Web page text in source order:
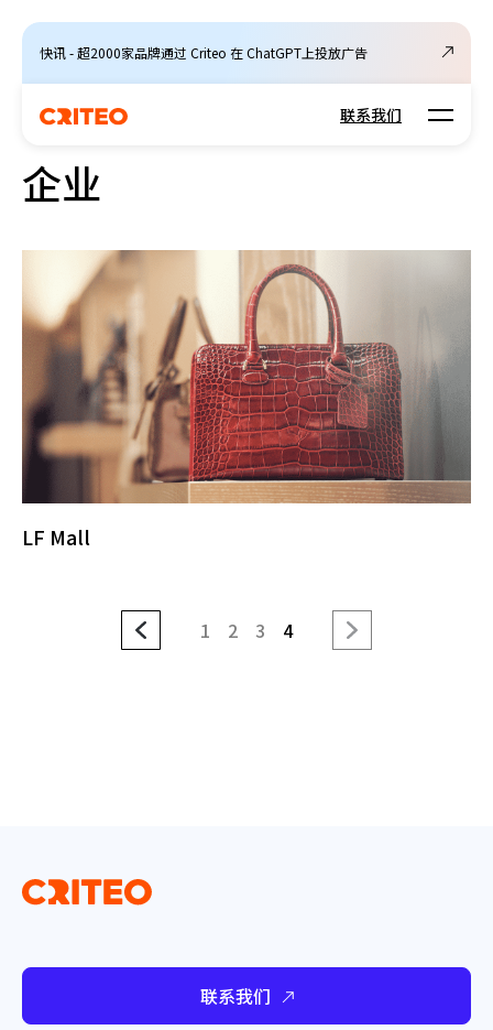
快讯 - 超2000家品牌通过 Criteo 在 ChatGPT上投放广告
联系我们 Open
企业
LF Mall
1 2 3 4
联系我们